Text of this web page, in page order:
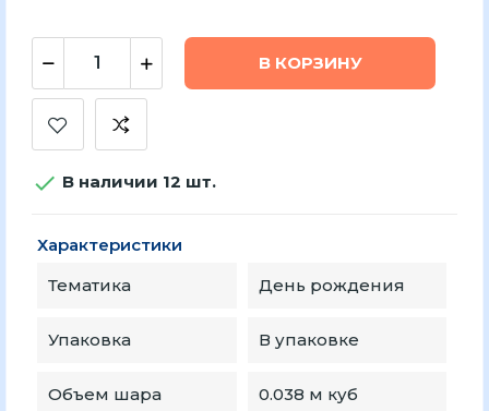
В КОРЗИНУ
 В наличии 12 шт.
Характеристики
Тематика
День рождения
Упаковка В упаковке
Объем шара 0.038 м куб